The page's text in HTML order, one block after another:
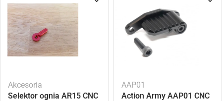
Akcesoria
Selektor ognia AR15 CNC
AAP01
Action Army AAP01 CNC